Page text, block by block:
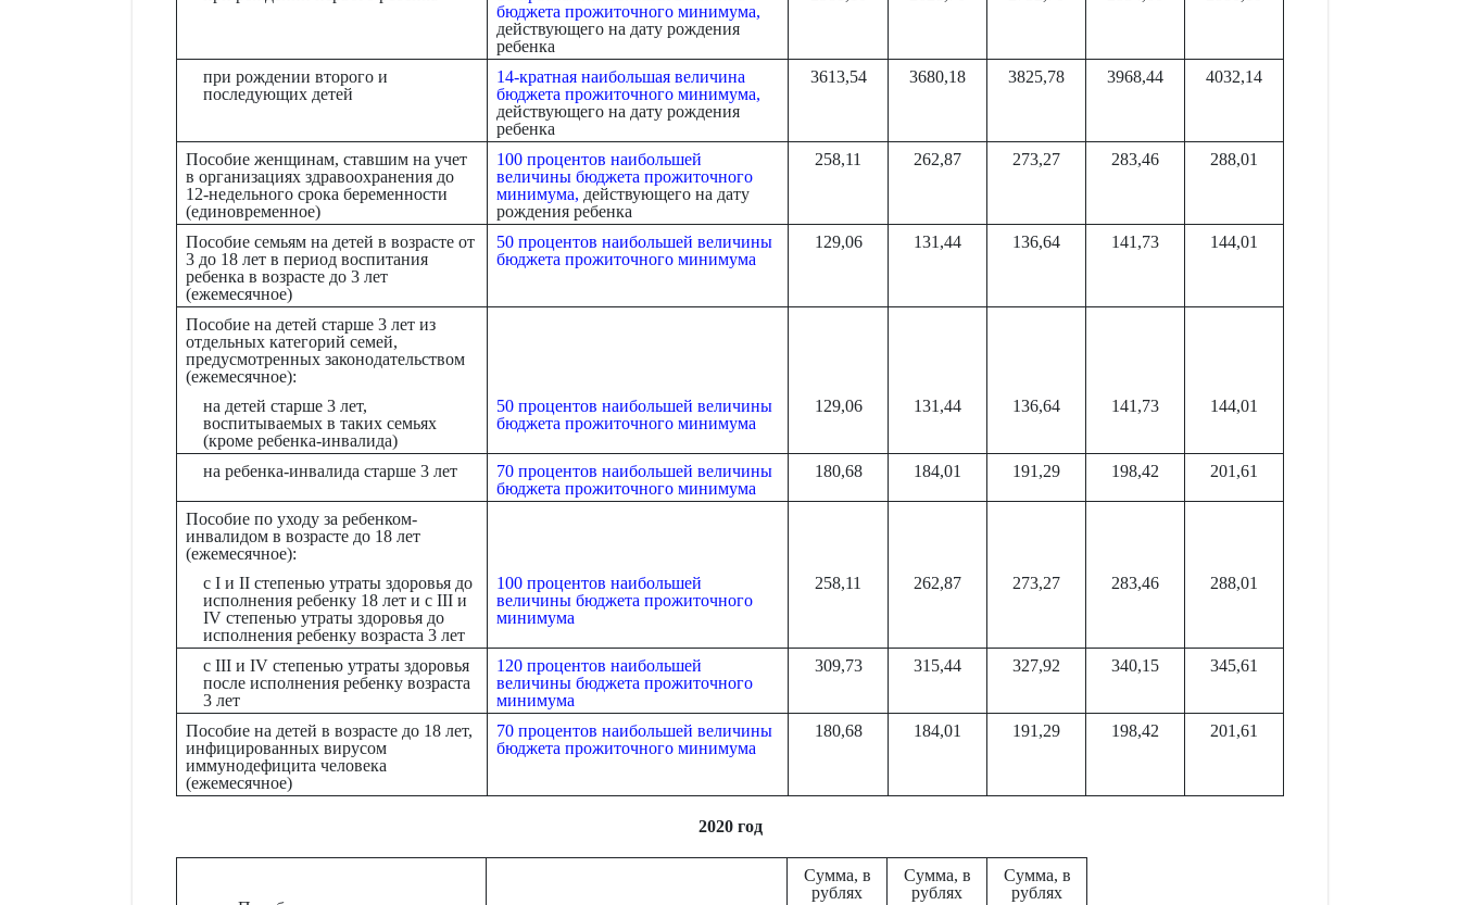
бюджета прожиточного минимума,
действующего на дату рождения
ребенка
при рождении второго и
последующих детей
14-кратная наибольшая величина
бюджета прожиточного минимума,
действующего на дату рождения
ребенка
3613,54 3680,18 3825,78 3968,44 4032,14
Пособие женщинам, ставшим на учет
в организациях здравоохранения до
12-недельного срока беременности
(единовременное)
100 процентов наибольшей
величины бюджета прожиточного
минимума, действующего на дату
рождения ребенка
258,11 262,87 273,27 283,46 288,01
Пособие семьям на детей в возрасте от
3 до 18 лет в период воспитания
ребенка в возрасте до 3 лет
(ежемесячное)
50 процентов наибольшей величины
бюджета прожиточного минимума
129,06 131,44 136,64 141,73 144,01
Пособие на детей старше 3 лет из
отдельных категорий семей,
предусмотренных законодательством
(ежемесячное):
на детей старше 3 лет,
воспитываемых в таких семьях
(кроме ребенка-инвалида)
50 процентов наибольшей величины
бюджета прожиточного минимума
129,06 131,44 136,64 141,73 144,01
на ребенка-инвалида старше 3 лет
70 процентов наибольшей величины
бюджета прожиточного минимума
180,68 184,01 191,29 198,42 201,61
Пособие по уходу за ребенком-
инвалидом в возрасте до 18 лет
(ежемесячное):
с I и II степенью утраты здоровья до
исполнения ребенку 18 лет и с III и
IV степенью утраты здоровья до
исполнения ребенку возраста 3 лет
100 процентов наибольшей
величины бюджета прожиточного
минимума
258,11 262,87 273,27 283,46 288,01
с III и IV степенью утраты здоровья
после исполнения ребенку возраста
3 лет
120 процентов наибольшей
величины бюджета прожиточного
минимума
309,73 315,44 327,92 340,15 345,61
Пособие на детей в возрасте до 18 лет,
инфицированных вирусом
иммунодефицита человека
(ежемесячное)
70 процентов наибольшей величины
бюджета прожиточного минимума
180,68 184,01 191,29 198,42 201,61
2020 год
Сумма, в
рублях
Сумма, в
рублях
Сумма, в
рублях